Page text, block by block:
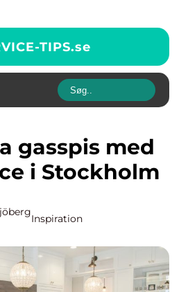
TIPS.se
i Stockholm
Inspiration